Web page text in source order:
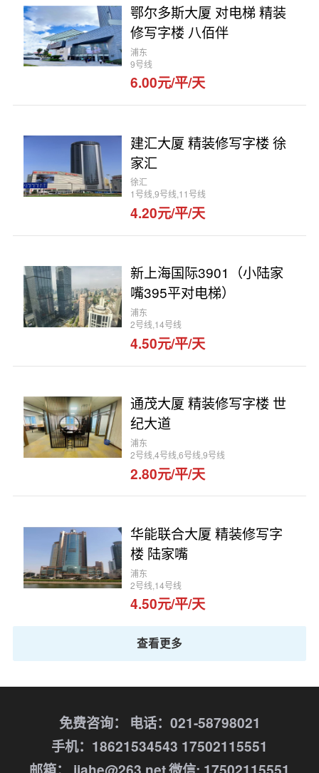
鄂尔多斯大厦 对电梯 精装
修写字楼 八佰伴
浦东
9号线
6.00元/平/天
建汇大厦 精装修写字楼 徐
家汇
徐汇
1号线,9号线,11号线
4.20元/平/天
新上海国际3901（小陆家
嘴395平对电梯）
浦东
2号线,14号线
4.50元/平/天
通茂大厦 精装修写字楼 世
纪大道
浦东
2号线,4号线,6号线,9号线
2.80元/平/天
华能联合大厦 精装修写字
楼 陆家嘴
浦东
2号线,14号线
4.50元/平/天
查看更多
免费咨询：
电话：021-58798021
手机：18621534543 17502115551